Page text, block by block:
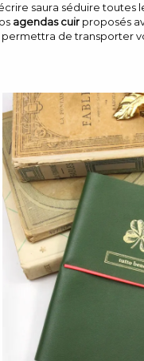
saura séduire toutes
agendas cuirproposés
de transporter